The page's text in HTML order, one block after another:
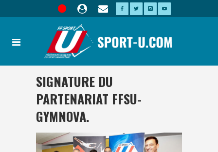
SIGNATURE DU
PARTENARIAT FFSU-
GYMNOVA.